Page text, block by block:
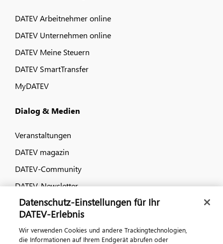
DATEV Arbeitnehmer online
DATEV Unternehmen online
DATEV Meine Steuern
DATEV SmartTransfer
MyDATEV
Dialog & Medien
Veranstaltungen
DATEV magazin
DATEV-Community
DATEV-Newsletter
Kontaktieren Sie uns
Datenschutz-Einstellungen für Ihr
DATEV-Erlebnis
Wir verwenden Cookies und andere Trackingtechnologien,
die Informationen auf Ihrem Endgerät abrufen oder